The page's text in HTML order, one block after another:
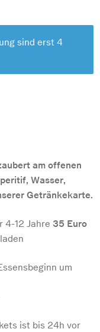
sind erst 4
am offenen
Wasser,
Getränkekarte.
4-12 Jahre 35 Euro
um
ist bis 24h vor